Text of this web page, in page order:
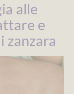
alle
e
zanzara